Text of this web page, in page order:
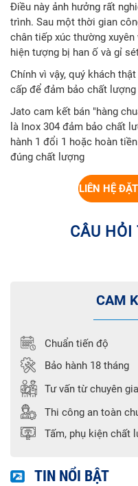
Điều này ảnh hưởng rất
trình. Sau một thời gian
chân tiếp xúc thường
hiện tượng bị han ố và gỉ
Chính vì vậy, quý khách
cấp để đảm bảo chất
Jato cam kết bán "hàng
là Inox 304 đảm bảo chất
hành 1 đổi 1 hoặc hoàn
đúng chất lượng
LIÊN HỆ
CÂU HỎI
CAM
Chuẩn tiến độ
Bảo hành 18 tháng
Tư vấn từ chuyên gia
Thi công an toàn
Tấm, phụ kiện chất
TIN NỔI BẬT